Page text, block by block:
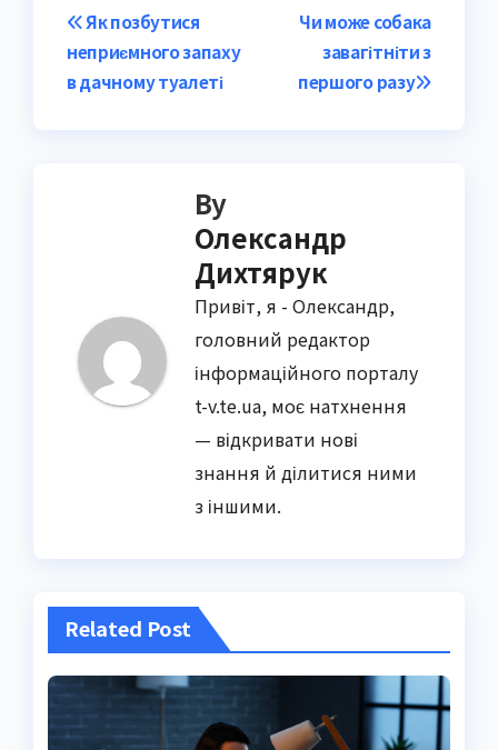
Post
navigation
Чи може собака
завагітніти з
першого разу
Як позбутися
неприємного запаху
в дачному туалеті
By
Олександр
Дихтярук
Привіт, я - Олександр,
головний редактор
інформаційного порталу
t-v.te.ua, моє натхнення
— відкривати нові
знання й ділитися ними
з іншими.
Related Post